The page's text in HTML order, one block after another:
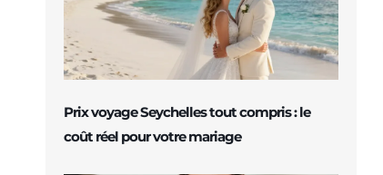
Prix voyage Seychelles tout compris : le
coût réel pour votre mariage